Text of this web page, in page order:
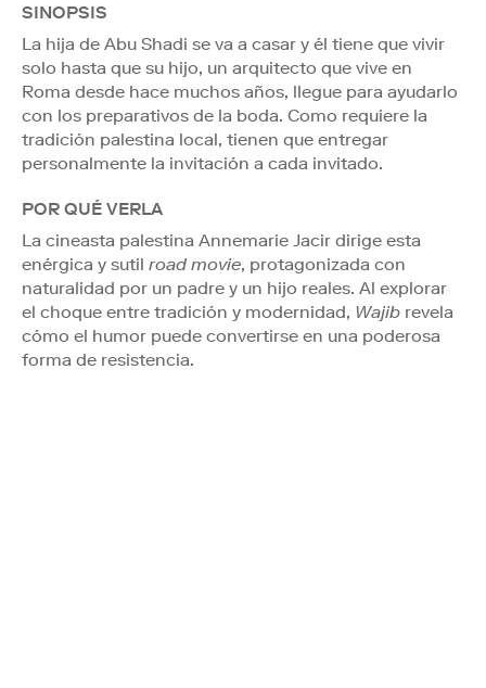
SINOPSIS
La hija de Abu Shadi se va a casar y él tiene que vivir
solo hasta que su hijo, un arquitecto que vive en
Roma desde hace muchos años, llegue para ayudarlo
con los preparativos de la boda. Como requiere la
tradición palestina local, tienen que entregar
personalmente la invitación a cada invitado.
POR QUÉ VERLA
La cineasta palestina Annemarie Jacir dirige esta
enérgica y sutil road movie, protagonizada con
naturalidad por un padre y un hijo reales. Al explorar
el choque entre tradición y modernidad, Wajib revela
cómo el humor puede convertirse en una poderosa
forma de resistencia.